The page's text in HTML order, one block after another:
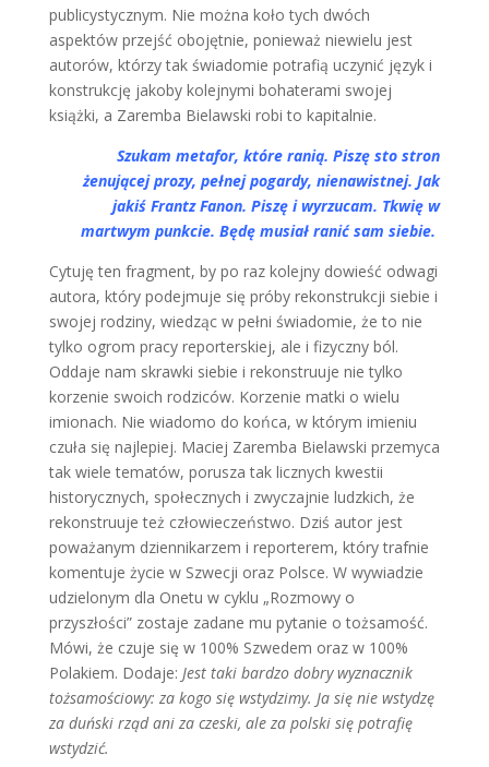
publicystycznym. Nie można koło tych dwóch
aspektów przejść obojętnie, ponieważ niewielu jest
autorów, którzy tak świadomie potrafią uczynić język i
konstrukcję jakoby kolejnymi bohaterami swojej
książki, a Zaremba Bielawski robi to kapitalnie.
Szukam metafor, które ranią. Piszę sto stron
żenującej prozy, pełnej pogardy, nienawistnej. Jak
jakiś Frantz Fanon. Piszę i wyrzucam. Tkwię w
martwym punkcie. Będę musiał ranić sam siebie.
Cytuję ten fragment, by po raz kolejny dowieść odwagi
autora, który podejmuje się próby rekonstrukcji siebie i
swojej rodziny, wiedząc w pełni świadomie, że to nie
tylko ogrom pracy reporterskiej, ale i fizyczny ból.
Oddaje nam skrawki siebie i rekonstruuje nie tylko
korzenie swoich rodziców. Korzenie matki o wielu
imionach. Nie wiadomo do końca, w którym imieniu
czuła się najlepiej. Maciej Zaremba Bielawski przemyca
tak wiele tematów, porusza tak licznych kwestii
historycznych, społecznych i zwyczajnie ludzkich, że
rekonstruuje też człowieczeństwo. Dziś autor jest
poważanym dziennikarzem i reporterem, który trafnie
komentuje życie w Szwecji oraz Polsce. W wywiadzie
udzielonym dla Onetu w cyklu „Rozmowy o
przyszłości” zostaje zadane mu pytanie o tożsamość.
Mówi, że czuje się w 100% Szwedem oraz w 100%
Polakiem. Dodaje: Jest taki bardzo dobry wyznacznik
tożsamościowy: za kogo się wstydzimy. Ja się nie wstydzę
za duński rząd ani za czeski, ale za polski się potrafię
wstydzić.